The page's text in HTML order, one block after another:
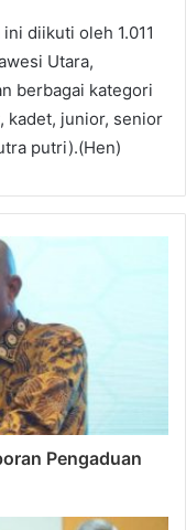
diikuti oleh 1.011
Utara,
berbagai kategori
kadet, junior, senior
putri).(Hen)
Pengaduan